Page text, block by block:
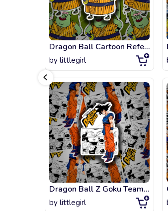
Dragon Ball Cartoon Reference
by littlegirl
Dragon Ball Z Goku Team vs Freeza
by littlegirl